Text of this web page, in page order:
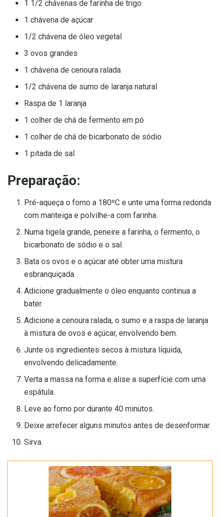
1 1/2 chávenas de farinha de trigo
1 chávena de açúcar
1/2 chávena de óleo vegetal
3 ovos grandes
1 chávena de cenoura ralada
1/2 chávena de sumo de laranja natural
Raspa de 1 laranja
1 colher de chá de fermento em pó
1 colher de chá de bicarbonato de sódio
1 pitada de sal
Preparação:
Pré-aqueça o forno a 180ºC e unte uma forma redonda
com manteiga e polvilhe-a com farinha.
Numa tigela grande, peneire a farinha, o fermento, o
bicarbonato de sódio e o sal.
Bata os ovos e o açúcar até obter uma mistura
esbranquiçada.
Adicione gradualmente o óleo enquanto continua a
bater.
Adicione a cenoura ralada, o sumo e a raspa de laranja
à mistura de ovos e açúcar, envolvendo bem.
Junte os ingredientes secos à mistura líquida,
envolvendo delicadamente.
Verta a massa na forma e alise a superfície com uma
espátula.
Leve ao forno por durante 40 minutos.
Deixe arrefecer alguns minutos antes de desenformar.
Sirva.